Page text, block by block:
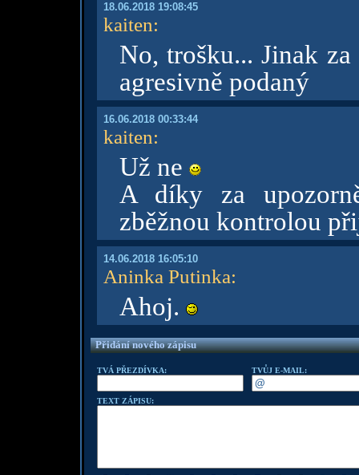
18.06.2018 19:08:45
kaiten:
No, trošku... Jinak
agresivně podaný
16.06.2018 00:33:44
kaiten:
Už ne
A díky za
zběžnou kontrolou
14.06.2018 16:05:10
Aninka Putinka:
Ahoj.
Přidání nového zápisu
TVÁ PŘEZDÍVKA: TVŮJ E-MAIL:
TEXT ZÁPISU: